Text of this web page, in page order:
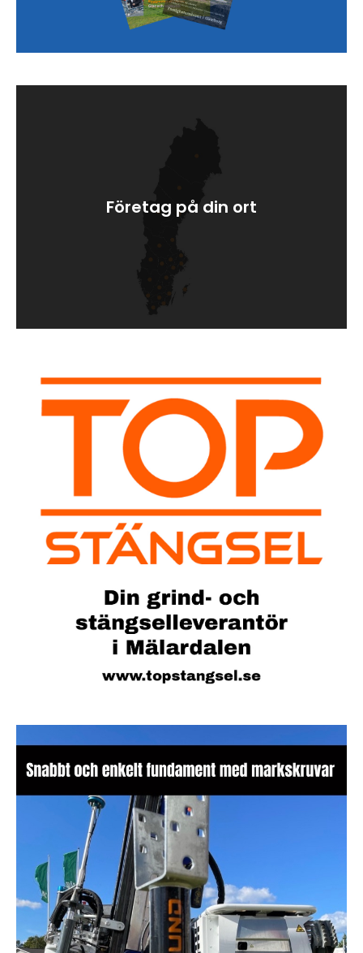
Företag på din ort